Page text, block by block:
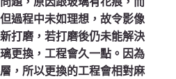
過程中未如理想，故令影像
打磨，若打磨後仍未能解決
更換，工程會久一點。因為
，所以更換的工程會相對麻